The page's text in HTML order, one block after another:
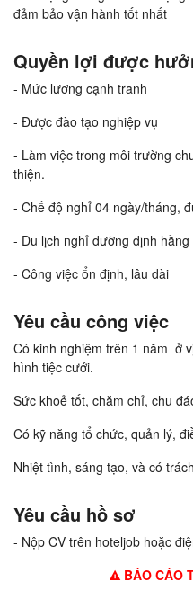
đảm bảo vận hành tốt nhất
Quyền lợi được
- Mức lương cạnh tranh
- Được đào tạo nghiệp vụ
- Làm việc trong môi trường
thiện.
- Chế độ nghỉ 04 ngày/tháng,
- Du lịch nghỉ dưỡng định
- Công việc ổn định, lâu dài
Yêu cầu công việc
Có kinh nghiệm trên 1 năm ở
hình tiệc cưới.
Sức khoẻ tốt, chăm chỉ, chu
Có kỹ năng tổ chức, quản lý,
Nhiệt tình, sáng tạo, và có
Yêu cầu hồ sơ
- Nộp CV trên hoteljob hoặc
BÁO CÁO